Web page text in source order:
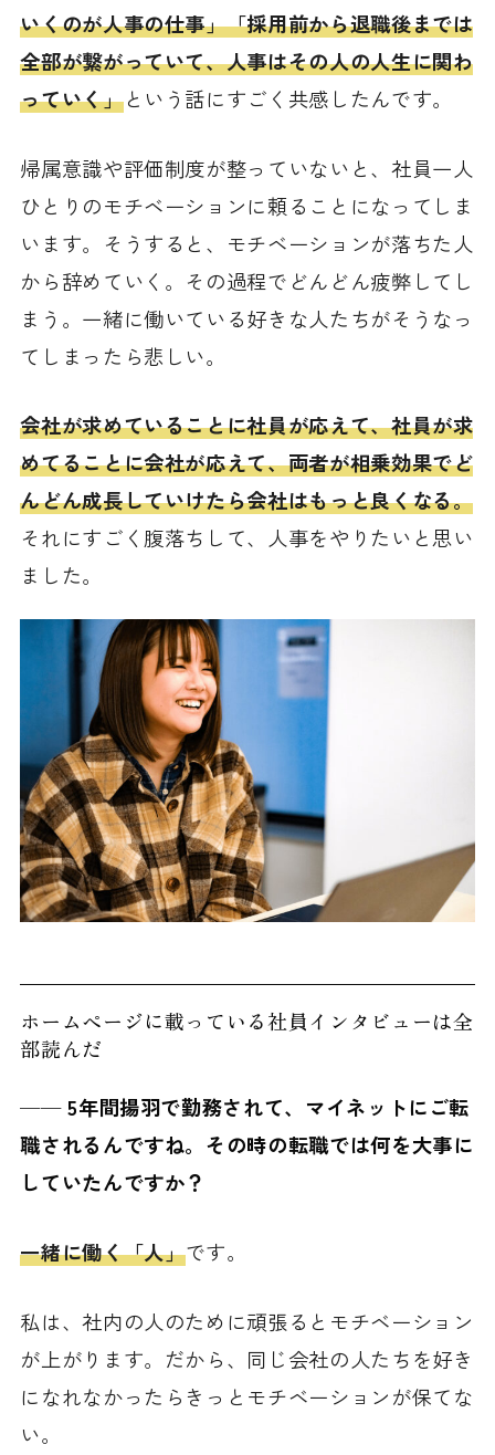
いくのが人事の仕事」「採用前から退職後までは
全部が繋がっていて、人事はその人の人生に関わ
っていく」という話にすごく共感したんです。
帰属意識や評価制度が整っていないと、社員一人
ひとりのモチベーションに頼ることになってしま
います。そうすると、モチベーションが落ちた人
から辞めていく。その過程でどんどん疲弊してし
まう。一緒に働いている好きな人たちがそうなっ
てしまったら悲しい。
会社が求めていることに社員が応えて、社員が求
めてることに会社が応えて、両者が相乗効果でど
んどん成長していけたら会社はもっと良くなる。
それにすごく腹落ちして、人事をやりたいと思い
ました。
ホームページに載っている社員インタビューは全
部読んだ
──5年間揚羽で勤務されて、マイネットにご転
職されるんですね。その時の転職では何を大事に
していたんですか？
一緒に働く「人」です。
私は、社内の人のために頑張るとモチベーション
が上がります。だから、同じ会社の人たちを好き
になれなかったらきっとモチベーションが保てな
い。